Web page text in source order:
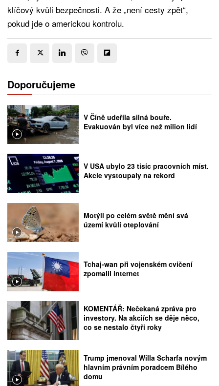
klíčový kvůli bezpečnosti. A že „není cesty zpět“,
pokud jde o americkou kontrolu.
Doporučujeme
V Číně udeřila silná bouře.
Evakuován byl více než milion lidí
V USA ubylo 23 tisíc pracovních míst.
Akcie vystoupaly na rekord
Motýli po celém světě mění svá
území kvůli oteplování
Tchaj-wan při vojenském cvičení
zpomalil internet
KOMENTÁŘ: Nečekaná zpráva pro
investory. Na akciích se děje něco,
co se nestalo čtyři roky
Trump jmenoval Willa Scharfa novým
hlavním právním poradcem Bílého
domu